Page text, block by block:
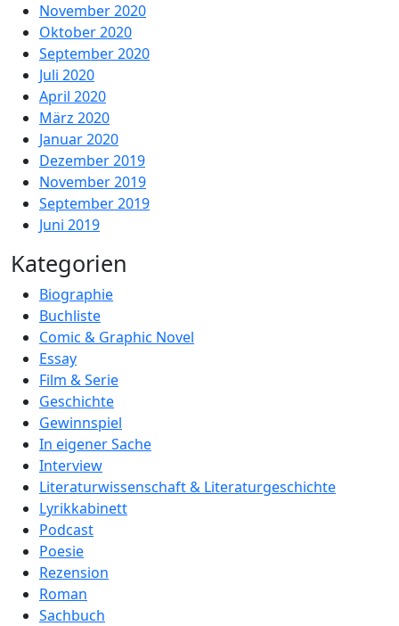
November 2020
Oktober 2020
September 2020
Juli 2020
April 2020
März 2020
Januar 2020
Dezember 2019
November 2019
September 2019
Juni 2019
Kategorien
Biographie
Buchliste
Comic & Graphic Novel
Essay
Film & Serie
Geschichte
Gewinnspiel
In eigener Sache
Interview
Literaturwissenschaft & Literaturgeschichte
Lyrikkabinett
Podcast
Poesie
Rezension
Roman
Sachbuch